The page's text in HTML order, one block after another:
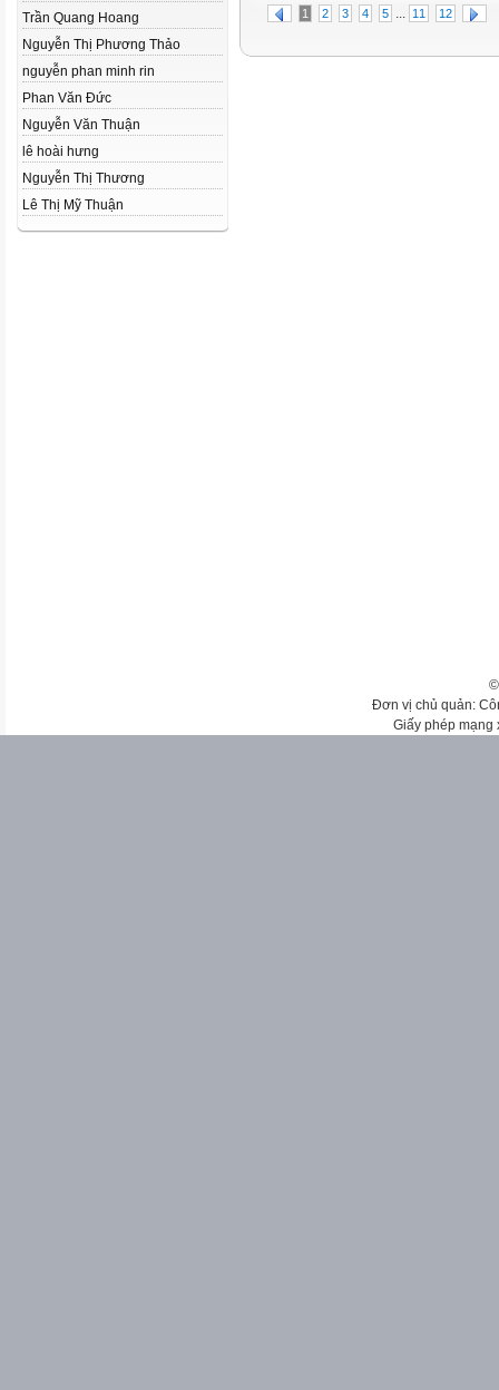
Trần Quang Hoang
Nguyễn Thị Phương Thảo
nguyễn phan minh rin
Phan Văn Đức
Nguyễn Văn Thuận
lê hoài hưng
Nguyễn Thị Thương
Lê Thị Mỹ Thuận
1 2 3 4 5 ... 11 12
Đơn vị chủ quản:
Giấy phép mạng